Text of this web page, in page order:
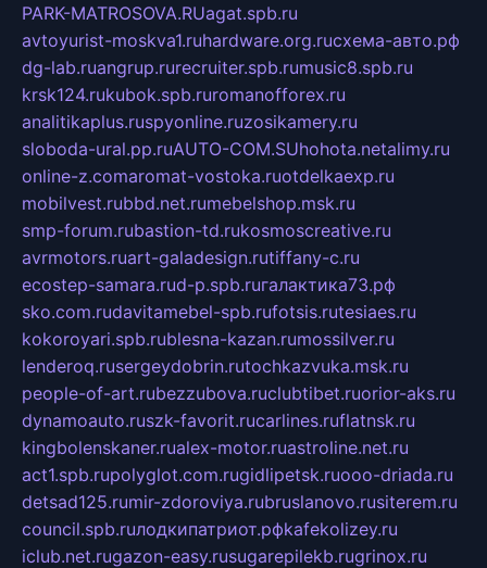
PARK-MATROSOVA.RUagat.spb.ru
avtoyurist-moskva1.ruhardware.org.ruсхема-авто.рф
dg-lab.ruangrup.rurecruiter.spb.rumusic8.spb.ru
krsk124.rukubok.spb.ruromanofforex.ru
analitikaplus.ruspyonline.ruzosikamery.ru
sloboda-ural.pp.ruAUTO-COM.SUhohota.netalimy.ru
online-z.comaromat-vostoka.ruotdelkaexp.ru
mobilvest.rubbd.net.rumebelshop.msk.ru
smp-forum.rubastion-td.rukosmoscreative.ru
avrmotors.ruart-galadesign.rutiffany-c.ru
ecostep-samara.rud-p.spb.ruгалактика73.рф
sko.com.rudavitamebel-spb.rufotsis.rutesiaes.ru
kokoroyari.spb.rublesna-kazan.rumossilver.ru
lenderoq.rusergeydobrin.rutochkazvuka.msk.ru
people-of-art.rubezzubova.ruclubtibet.ruorior-aks.ru
dynamoauto.ruszk-favorit.rucarlines.ruflatnsk.ru
kingbolenskaner.rualex-motor.ruastroline.net.ru
act1.spb.rupolyglot.com.rugidlipetsk.ruooo-driada.ru
detsad125.rumir-zdoroviya.rubruslanovo.rusiterem.ru
council.spb.ruлодкипатриот.рфkafekolizey.ru
iclub.net.rugazon-easy.rusugarepilekb.rugrinox.ru